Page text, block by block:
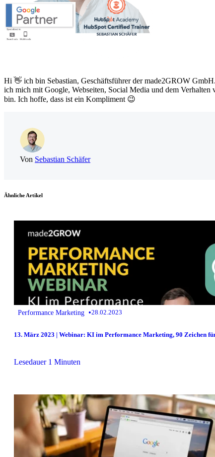
Hi 👋 ich bin Sebastian, Geschäftsführer der made2GROW
ich mich mit Google, Webseiten, Social Media und dem
bin. Ich hoffe, dass ist ein Kompliment 😉
Von Sebastian Schäfer
Ähnliche Artikel
Performance Marketing •28.02.2023
13. März 2023 | Webinar: KI im Performance Marketing, 90 Zeichen
Lesedauer 1 Minuten